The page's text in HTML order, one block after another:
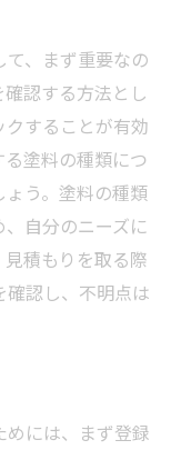
き
の注意点
こと
る
、まず重要なの
認する方法とし
することが有効
塗料の種類につ
う。塗料の種類
自分のニーズに
積もりを取る際
認し、不明点は
には、まず登録